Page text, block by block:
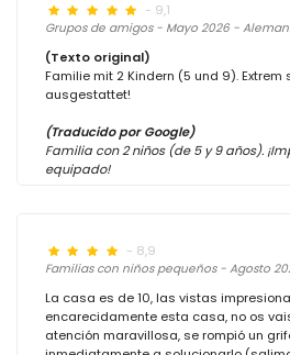
- 9,1
Grupos de amigos - Mayo 2026 -
(Texto original)
Familie mit 2 Kindern (5 und 9).
ausgestattet!
(Traducido por Google)
Familia con 2 niños (de 5 y 9 años).
equipado!
- 8,9
Familias con niños pequeños - Agosto
La casa es de 10, las vistas
encarecidamente esta casa, no os
atención maravillosa, se rompió un